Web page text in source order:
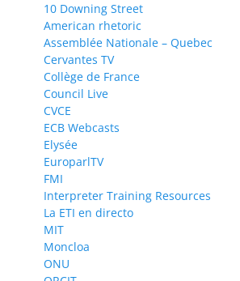
10 Downing Street
American rhetoric
Assemblée Nationale – Quebec
Cervantes TV
Collège de France
Council Live
CVCE
ECB Webcasts
Elysée
EuroparlTV
FMI
Interpreter Training Resources
La ETI en directo
MIT
Moncloa
ONU